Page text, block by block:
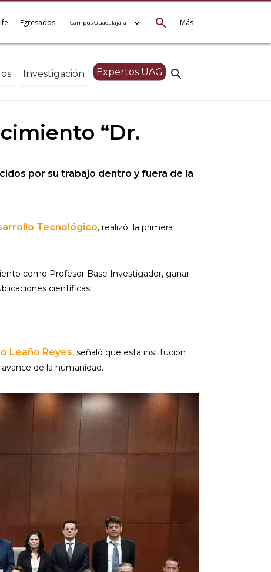
Más
search
Egresados
search
Investigación Expertos UAG
“Dr.
por su trabajo dentro y fuera de la
Tecnológico, realizó la primera
como Profesor Base Investigador, ganar
científicas.
Leaño Reyes, señaló que esta institución
de la humanidad.